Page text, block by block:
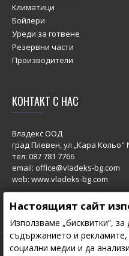
Климатици
Бойлери
Уреди за готвене
Резервни части
Производители
КОНТАКТ С НАС
Владекс ООД
град Плевен, ул „Кара Кольо"
тел: 087 781 7766
email: office@vladeks-bg.com
web: www.vladeks-bg.com
© 2023 All Rights Reserved.
Настоящият сайт
Използваме „бисквитки“,
съдържанието и
социални медии и да